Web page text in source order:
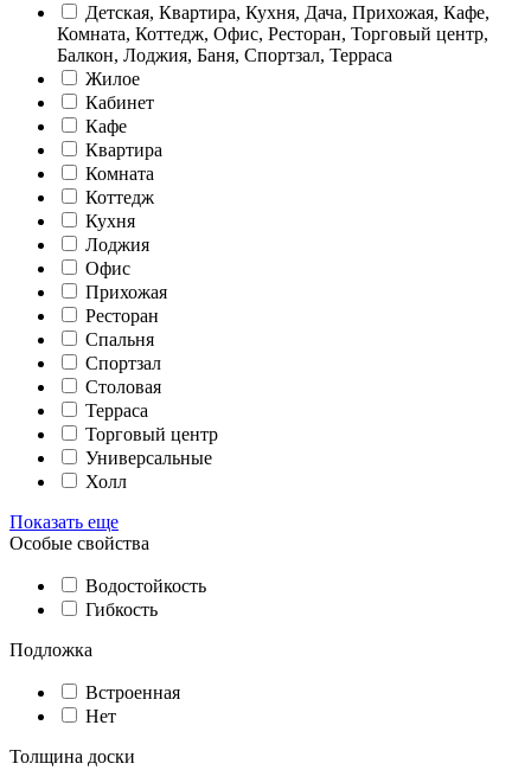
Детская, Квартира, Кухня, Дача, Прихожая, Кафе,
Комната, Коттедж, Офис, Ресторан, Торговый центр,
Балкон, Лоджия, Баня, Спортзал, Терраса
Жилое
Кабинет
Кафе
Квартира
Комната
Коттедж
Кухня
Лоджия
Офис
Прихожая
Ресторан
Спальня
Спортзал
Столовая
Терраса
Торговый центр
Универсальные
Холл
Показать еще
Особые свойства
Водостойкость
Гибкость
Подложка
Встроенная
Нет
Толщина доски